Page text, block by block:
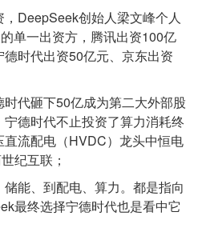
DeepSeek创始人梁文峰个人
单一出资方，腾讯出资100亿
时代出资50亿元、京东出资
代砸下50亿成为第二大外部股
德时代不止投资了算力消耗终
流配电（HVDC）龙头中恒电
纪互联；
能、到配电、算力。都是指向
最终选择宁德时代也是看中它